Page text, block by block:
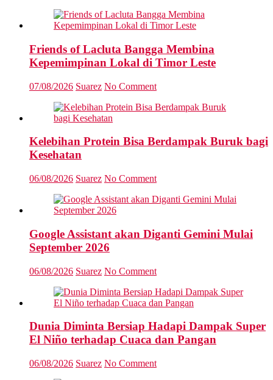
Friends of Lacluta Bangga Membina
Kepemimpinan Lokal di Timor Leste
07/08/2026 Suarez No Comment
Kelebihan Protein Bisa Berdampak Buruk bagi
Kesehatan
06/08/2026 Suarez No Comment
Google Assistant akan Diganti Gemini Mulai
September 2026
06/08/2026 Suarez No Comment
Dunia Diminta Bersiap Hadapi Dampak Super
El Niño terhadap Cuaca dan Pangan
06/08/2026 Suarez No Comment